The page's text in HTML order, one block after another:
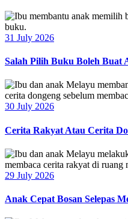
31 July 2026
Salah Pilih Buku Boleh Buat
30 July 2026
Cerita Rakyat Atau Cerita
29 July 2026
Anak Cepat Bosan Selepas